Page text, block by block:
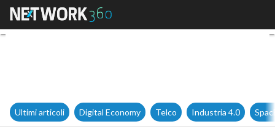
Banda ultralarga Fwa, Eolo
Ultimi articoli Digital Economy Telco Industria 4.0